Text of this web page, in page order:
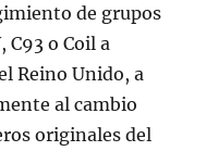
de grupos
o Coil a
Reino Unido, a
al cambio
originales del